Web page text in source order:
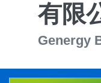
有限
Genergy